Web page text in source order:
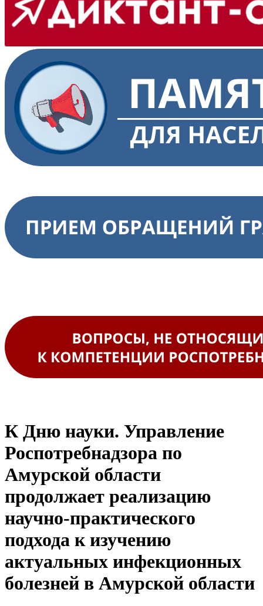
К Дню науки. Управление
Роспотребнадзора по
Амурской области
продолжает реализацию
научно-практического
подхода к изучению
актуальных инфекционных
болезней в Амурской области